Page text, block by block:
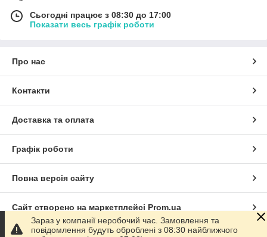
Сьогодні працює з 08:30 до 17:00
Показати весь графік роботи
Про нас
Контакти
Доставка та оплата
Графік роботи
Повна версія сайту
Сайт створено на маркетплейсі Prom.ua
Зараз у компанії неробочий час. Замовлення та
повідомлення будуть оброблені з 08:30 найближчого